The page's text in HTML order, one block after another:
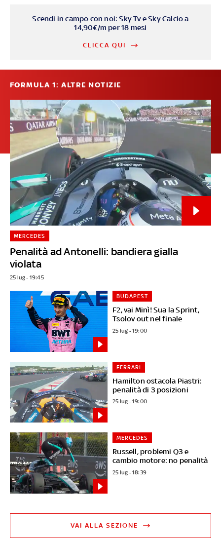
Scendi in campo con noi: Sky Tv e Sky Calcio a
14,90€/m per 18 mesi
CLICCA QUI
FORMULA 1: ALTRE NOTIZIE
Penalità ad Antonelli: bandiera gialla
violata
MERCEDES
25 lug - 19:45
F2, vai Minì! Sua la Sprint,
Tsolov out nel finale
BUDAPEST
25 lug - 19:00
Hamilton ostacola Piastri:
penalità di 3 posizioni
FERRARI
25 lug - 19:00
Russell, problemi Q3 e
cambio motore: no penalità
MERCEDES
25 lug - 18:39
VAI ALLA SEZIONE